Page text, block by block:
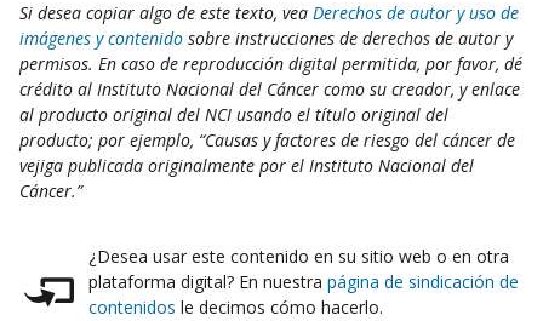
Si desea copiar algo de este texto, vea Derechos de autor y uso de
imágenes y contenido sobre instrucciones de derechos de autor y
permisos. En caso de reproducción digital permitida, por favor, dé
crédito al Instituto Nacional del Cáncer como su creador, y enlace
al producto original del NCI usando el título original del
producto; por ejemplo, “Causas y factores de riesgo del cáncer de
vejiga publicada originalmente por el Instituto Nacional del
Cáncer.”
¿Desea usar este contenido en su sitio web o en otra
plataforma digital? En nuestra página de sindicación de
contenidos le decimos cómo hacerlo.